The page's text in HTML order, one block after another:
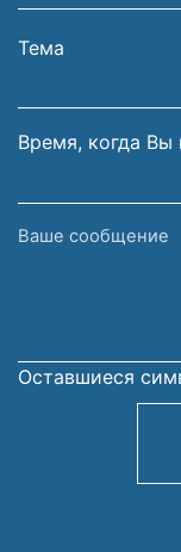
фамилия
Вашей
электронной
Тема
Время, когда Вы
Ваше
Оставшиеся